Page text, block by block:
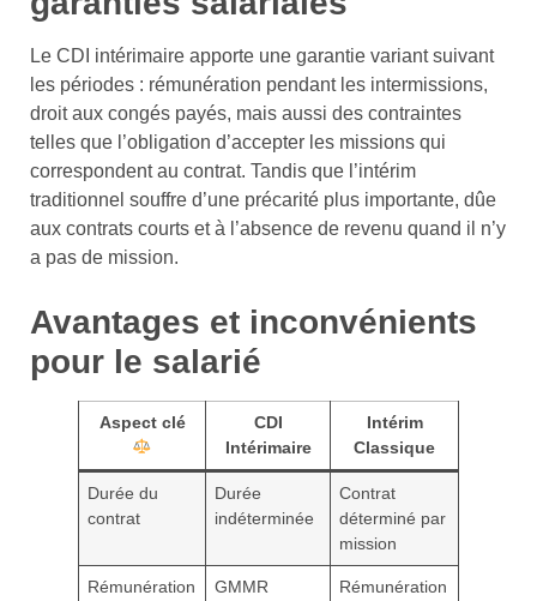
Le CDI intérimaire apporte une garantie variant suivant
les périodes : rémunération pendant les intermissions,
droit aux congés payés, mais aussi des contraintes
telles que l’obligation d’accepter les missions qui
correspondent au contrat. Tandis que l’intérim
traditionnel souffre d’une précarité plus importante, dûe
aux contrats courts et à l’absence de revenu quand il n’y
a pas de mission.
Avantages et inconvénients
pour le salarié
Aspect clé
CDI
Intérimaire
Intérim
Classique
Durée du
contrat
Durée
indéterminée
Contrat
déterminé par
mission
Rémunération
GMMR
Rémunération